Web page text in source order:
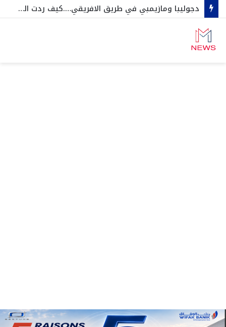
دجوليبا ومازيمبي في طريق الافريقي….كيف ردت الهيئة والإطار الفني الفعل… وتحركات عاجلة لحسم هذه الصفقات ….